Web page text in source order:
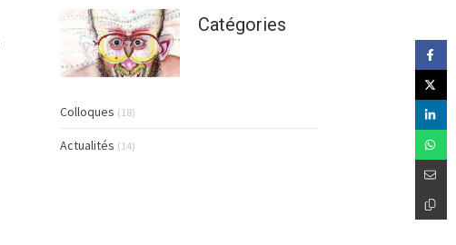
Catégories
Colloques (18)
Actualités (14)